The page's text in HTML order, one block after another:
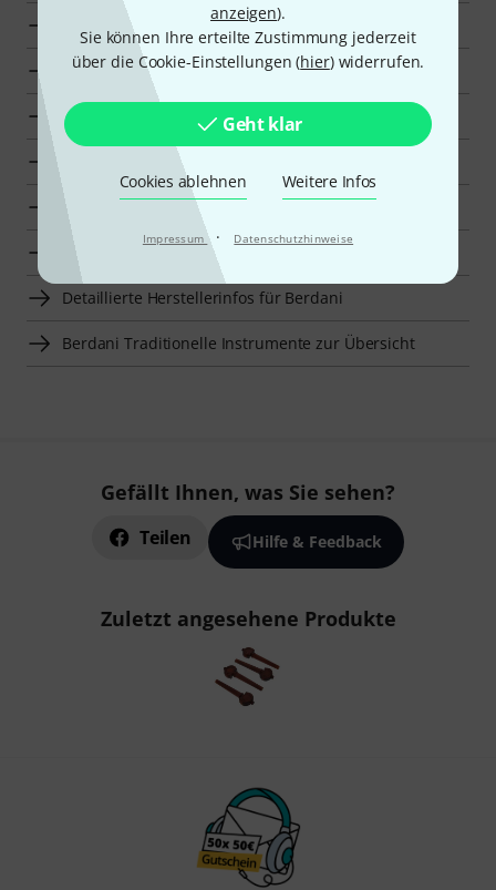
anzeigen).
Sie können Ihre erteilte Zustimmung jederzeit
über die Cookie-Einstellungen (hier) widerrufen.
Geht klar
Cookies ablehnen Weitere Infos
Impressum · Datenschutzhinweise
Berdani Wirbel für Violine zur Übersicht
Wirbel für Violine für 750 CHF–1250 CHF anzeigen
Zur Kategorie Wirbel für Violine
Zur Kategorie Zubehör für Violine
Zur Kategorie Streichinstrumente
Zur Kategorie Traditionelle Instrumente
Detaillierte Herstellerinfos für Berdani
Berdani Traditionelle Instrumente zur Übersicht
Gefällt Ihnen, was Sie sehen?
Teilen Hilfe & Feedback
Zuletzt angesehene Produkte